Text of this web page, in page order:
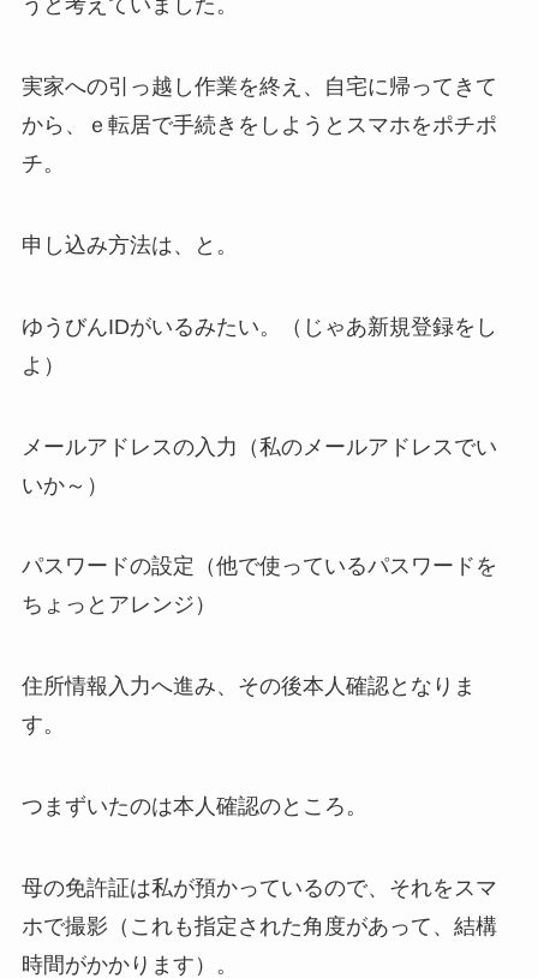
うと考えていました。
実家への引っ越し作業を終え、自宅に帰ってきて
から、ｅ転居で手続きをしようとスマホをポチポ
チ。
申し込み方法は、と。
ゆうびんIDがいるみたい。（じゃあ新規登録をし
よ）
メールアドレスの入力（私のメールアドレスでい
いか～）
パスワードの設定（他で使っているパスワードを
ちょっとアレンジ）
住所情報入力へ進み、その後本人確認となりま
す。
つまずいたのは本人確認のところ。
母の免許証は私が預かっているので、それをスマ
ホで撮影（これも指定された角度があって、結構
時間がかかります）。